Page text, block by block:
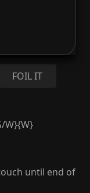
FOIL IT
W}{W}
until end of